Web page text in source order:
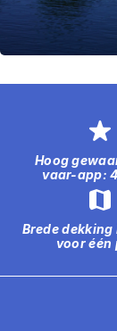
Hoog
vaar-app:
Brede dekking
voor één